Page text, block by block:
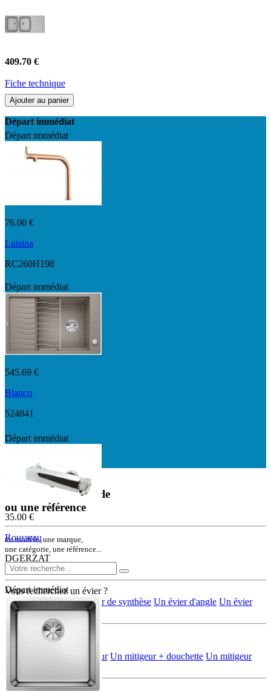
409.70 €
Fiche technique
Ajouter au panier
Départ immédiat
Départ immédiat
76.00 €
Luisina
RC260H198
Départ immédiat
545.69 €
Blanco
524841
Départ immédiat
35.00 €
Rousseau
DGERZAT
Départ immédiat
Départ immédiat
Rechercher un article
ou une référence
un modèle, une marque,
une catégorie, une référence...
Vous recherchez un évier ?
Un évier en inox Un évier de synthèse Un évier d'angle Un évier
rond/ovale
Vous recherchez
une robinetterie ?
Un mitigeur Un mitigeur + douchette Un mitigeur